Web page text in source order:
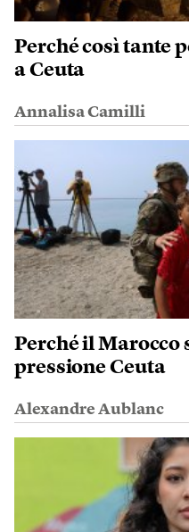
Perché così tante
a Ceuta
Annalisa Camilli
Perché il Marocco
pressione Ceuta
Alexandre Aublanc